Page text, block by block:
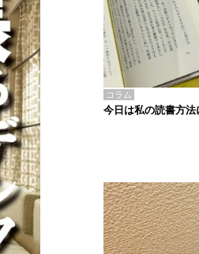
コラム
今日は私の読書方法